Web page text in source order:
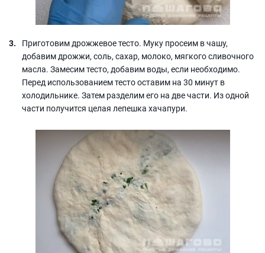
Приготовим дрожжевое тесто. Муку просеим в чашу,
добавим дрожжи, соль, сахар, молоко, мягкого сливочного
масла. Замесим тесто, добавим воды, если необходимо.
Перед использованием тесто оставим на 30 минут в
холодильнике. Затем разделим его на две части. Из одной
части получится целая лепешка хачапури.